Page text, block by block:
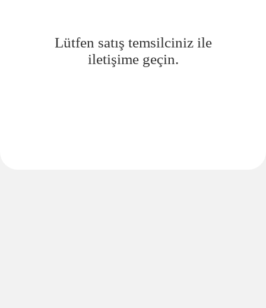
Lütfen satış temsilciniz ile
iletişime geçin.